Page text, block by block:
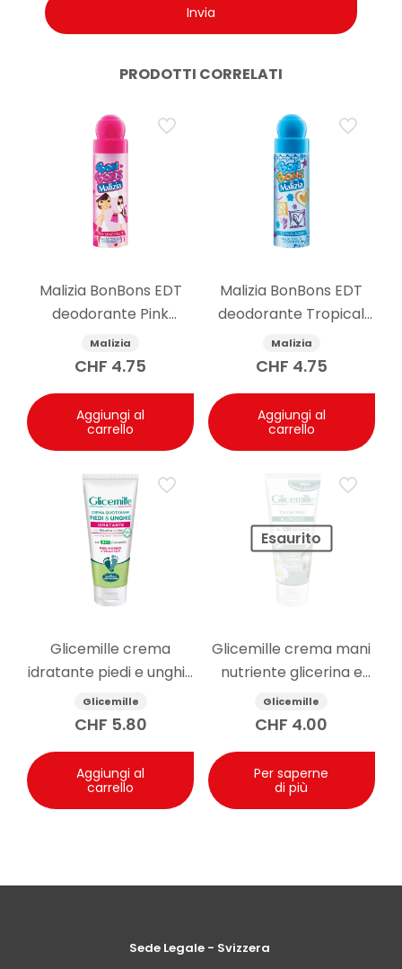
PRODOTTI CORRELATI
Malizia BonBons EDT
deodorante Pink
Grapefruit 75 ml
Malizia
CHF 4.75
Aggiungi al
carrello
Malizia BonBons EDT
deodorante Tropical
Berry 75 ml
Malizia
CHF 4.75
Aggiungi al
carrello
Glicemille crema
idratante piedi e unghie
100ml
Glicemille
CHF 5.80
Aggiungi al
carrello
Esaurito
Glicemille crema mani
nutriente glicerina e
camomilla 100ml
Glicemille
CHF 4.00
Per saperne
di più
Sede Legale - Svizzera